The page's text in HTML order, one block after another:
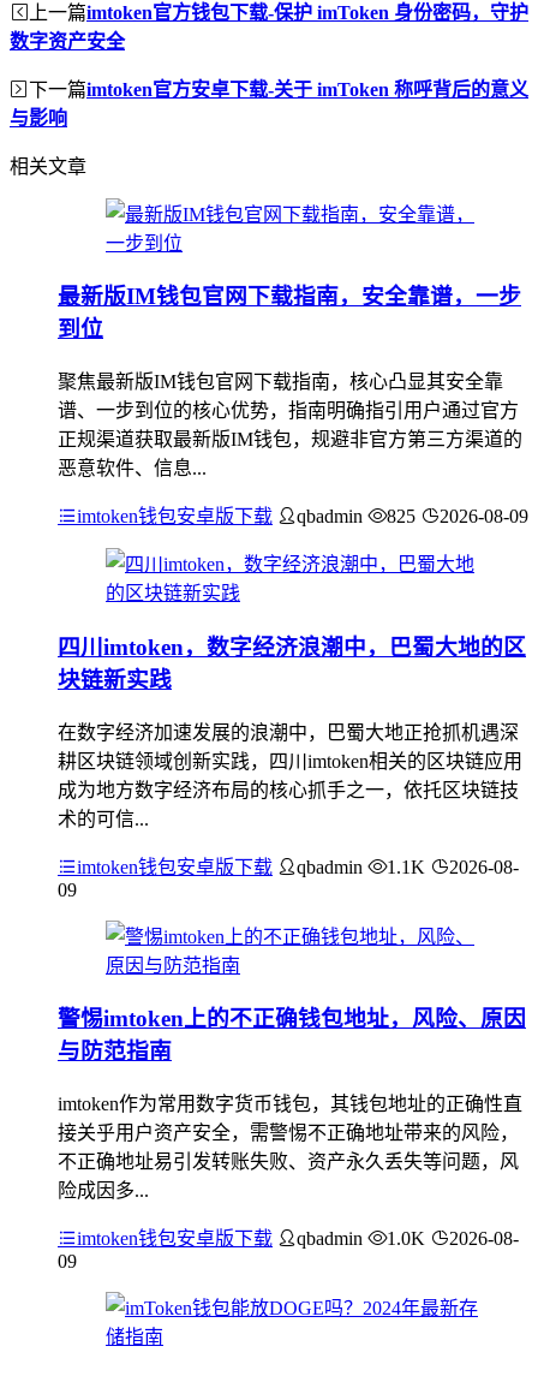
上一篇imtoken官方钱包下载-保护 imToken 身份密码，守护
数字资产安全
下一篇imtoken官方安卓下载-关于 imToken 称呼背后的意义
与影响
相关文章
最新版IM钱包官网下载指南，安全靠谱，一步
到位
聚焦最新版IM钱包官网下载指南，核心凸显其安全靠
谱、一步到位的核心优势，指南明确指引用户通过官方
正规渠道获取最新版IM钱包，规避非官方第三方渠道的
恶意软件、信息...
imtoken钱包安卓版下载 qbadmin 825 2026-08-09
四川imtoken，数字经济浪潮中，巴蜀大地的区
块链新实践
在数字经济加速发展的浪潮中，巴蜀大地正抢抓机遇深
耕区块链领域创新实践，四川imtoken相关的区块链应用
成为地方数字经济布局的核心抓手之一，依托区块链技
术的可信...
imtoken钱包安卓版下载 qbadmin 1.1K
2026-08-
09
警惕imtoken上的不正确钱包地址，风险、原因
与防范指南
imtoken作为常用数字货币钱包，其钱包地址的正确性直
接关乎用户资产安全，需警惕不正确地址带来的风险，
不正确地址易引发转账失败、资产永久丢失等问题，风
险成因多...
imtoken钱包安卓版下载 qbadmin 1.0K
2026-08-
09